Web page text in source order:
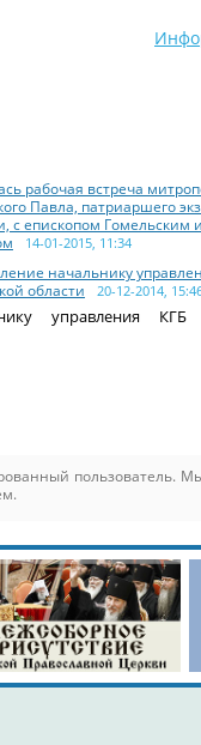
рабочая встреча
Павла, патриаршего
с епископом Гомельским
14-01-2015, 11:34
2015 года состоялась
начальнику
области
20-12-2014,
управления
пользователь.